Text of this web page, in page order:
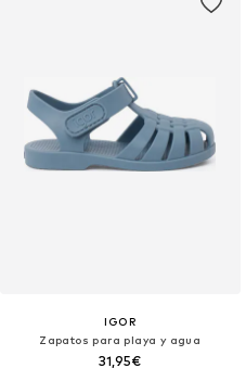
IGOR
Zapatos para playa y agua
31,95€